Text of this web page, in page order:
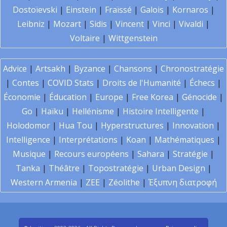
Dostoïevski | Einstein | Fraïssé | Galois | Kornaros |
Leibniz | Mozart | Sidis | Vincent | Vinci | Vivaldi |
Voltaire | Wittgenstein
Advice | Artsakh | Byzance | Chansons | Chronostratégie
| Contes | COVID Stats | Droits de l'Humanité | Échecs |
Économie | Éducation | Europe | Free Korea | Génocide |
Go | Haïku | Hellénisme | Histoire Intelligente |
Holodomor | Hua Tou | Hyperstructures | Innovation |
Intelligence | Interprétations | Koan | Mathématiques |
Musique | Recours européens | Sahara | Stratégie |
Tanka | Théâtre | Topostratégie | Urban Design |
Western Armenia | ZEE | Zéolithe | Έξυπνη διατροφή